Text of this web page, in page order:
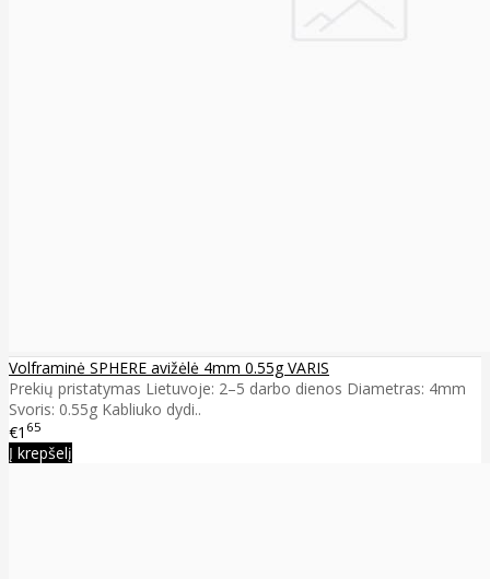
Volframinė SPHERE avižėlė 4mm 0.55g VARIS
Prekių pristatymas Lietuvoje: 2–5 darbo dienos Diametras: 4mm
Svoris: 0.55g Kabliuko dydi..
€1 65
Į krepšelį